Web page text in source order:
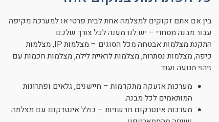
בין אם אתם זקוקים למצלמה אחת לבית פרטי או למערכת מקיפה
עבור מבנה מסחרי – יש לנו מענה לכל צורך שלכם.
התקנת מצלמות אבטחה מכל הסוגים – מצלמות IP, מצלמות
כיפה, מצלמות נסתרות, מצלמות לראיית לילה, מצלמות חכמות עם
זיהוי תנועה ועוד.
מערכות אזעקה מתקדמות – חיישנים, גלאים ופתרונות
המותאמים לכל מבנה.
מערכות אינטרקום חדשניות – כולל אינטרקום עם מצלמה